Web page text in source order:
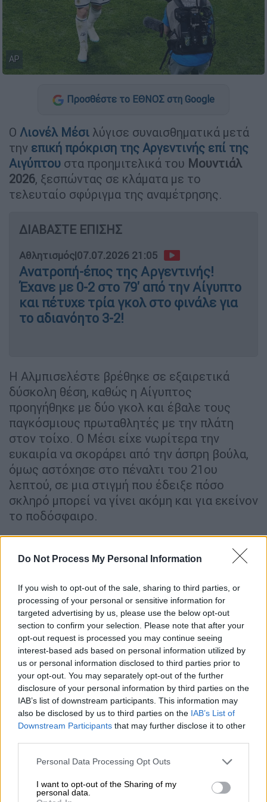
Do Not Process My Personal Information
If you wish to opt-out of the sale, sharing to third parties, or
processing of your personal or sensitive information for
targeted advertising by us, please use the below opt-out
section to confirm your selection. Please note that after your
opt-out request is processed you may continue seeing
interest-based ads based on personal information utilized by
us or personal information disclosed to third parties prior to
your opt-out. You may separately opt-out of the further
disclosure of your personal information by third parties on the
IAB’s list of downstream participants. This information may
also be disclosed by us to third parties on the IAB’s List of
Downstream Participants that may further disclose it to other
Please note that this website/app uses one or more Google
not limited to your visit or usage behaviour. You may click to
grant or deny consent to Google and its third-party tags to
Personal Data Processing Opt Outs
I want to opt-out of the Sharing of my
personal data.
AP
Προσθέστε το ΕΘΝΟΣ στη Google
Ο Λιονέλ Μέσι λύγισε συναισθηματικά μετά
την επική πρόκριση της Αργεντινής επί της
Αιγύπτου στα προημιτελικά του Μουντιάλ
2026, ξεσπώντας σε κλάματα με το
τελευταίο σφύριγμα της αναμέτρησης.
ΔΙΑΒΑΣΤΕ ΕΠΙΣΗΣ
Αθλητισμός|07.07.2026 21:05
Ανατροπή-έπος της Αργεντινής!
Έχανε με 0-2 στο 79' από την Αίγυπτο
και πέτυχε τρία γκολ στο φινάλε για
το αδιανόητο 3-2!
Η Αλμπισελέστε βρέθηκε σε εξαιρετικά
δύσκολη θέση, καθώς η Αίγυπτος
προηγήθηκε με δύο γκολ και έβαλε τους
παγκόσμιους πρωταθλητές με την πλάτη
στον τοίχο. Ο Μέσι είχε νωρίτερα την
ευκαιρία να σκοράρει από την άσπρη βούλα,
όμως αστόχησε στο πέναλτι του 21ου
λεπτού, σε μια στιγμή που έδειξε πόσο
σκληρό μπορεί να γίνει ακόμη και για εκείνον
το ποδόσφαιρο.
Η συνέχεια, όμως, ανήκε στην Αργεντινή και
στον ίδιο. Με μια ασύλληπτη ανατροπή μετά
παιχνίδι και να επικρατήσει με 3-2,
παίρνοντας το εισιτήριο για την επόμενη
φάση του Παγκοσμίου Κυπέλλου.
Με τη λήξη, ο Μέσι δεν μπόρεσε να
συγκρατήσει τα συναισθήματά του.